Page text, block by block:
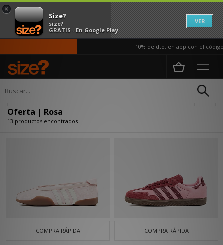
×
Size?
size?
GRATIS - En Google Play
VER
10% de dto. en app con el código
Página principal
Oferta | Rosa
13 productos encontrados
COMPRA RÁPIDA COMPRA RÁPIDA